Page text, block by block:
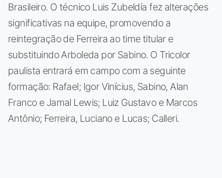
Brasileiro. O técnico Luis Zubeldía fez alterações
significativas na equipe, promovendo a
reintegração de Ferreira ao time titular e
substituindo Arboleda por Sabino. O Tricolor
paulista entrará em campo com a seguinte
formação: Rafael; Igor Vinícius, Sabino, Alan
Franco e Jamal Lewis; Luiz Gustavo e Marcos
Antônio; Ferreira, Luciano e Lucas; Calleri.